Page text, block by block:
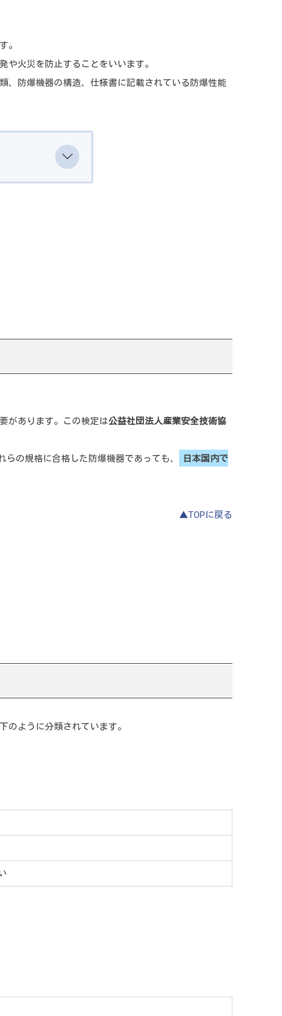
。
や火災を防止することをいいます。
、防爆機器の構造、仕様書に記載されている防爆性能
があります。この検定は公益社団法人産業安全技術協
の規格に合格した防爆機器であっても、
日本国内で
▲TOPに戻る
のように分類されています。